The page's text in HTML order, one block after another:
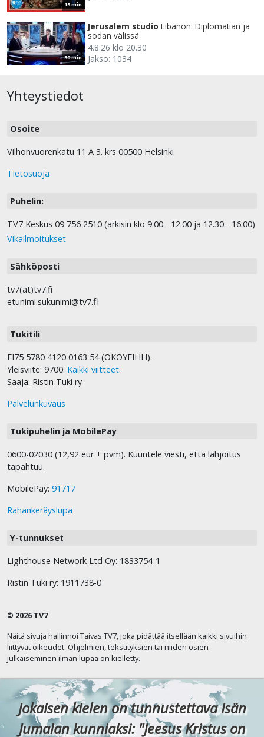
15 min
30 min
Jerusalem studio Libanon: Diplomatian ja
sodan välissä
4.8.26 klo 20.30
Jakso: 1034
Yhteystiedot
Osoite
Vilhonvuorenkatu 11 A 3. krs 00500 Helsinki
Tietosuoja
Puhelin:
TV7 Keskus 09 756 2510 (arkisin klo 9.00 - 12.00 ja 12.30 - 16.00)
Vikailmoitukset
Sähköposti
tv7(at)tv7.fi
etunimi.sukunimi@tv7.fi
Tukitili
FI75 5780 4120 0163 54 (OKOYFIHH).
Yleisviite: 9700. Kaikki viitteet.
Saaja: Ristin Tuki ry
Palvelunkuvaus
Tukipuhelin ja MobilePay
0600-02030 (12,92 eur + pvm). Kuuntele viesti, että lahjoitus
tapahtuu.
MobilePay: 91717
Rahankeräyslupa
Y-tunnukset
Lighthouse Network Ltd Oy: 1833754-1
Ristin Tuki ry: 1911738-0
© 2026 TV7
Näitä sivuja hallinnoi Taivas TV7, joka pidättää itsellään kaikki sivuihin
liittyvät oikeudet. Ohjelmien, tekstityksien tai niiden osien
julkaiseminen ilman lupaa on kielletty.
Jokaisen kielen on tunnustettava Isän
Jumalan kunniaksi: "Jeesus Kristus on